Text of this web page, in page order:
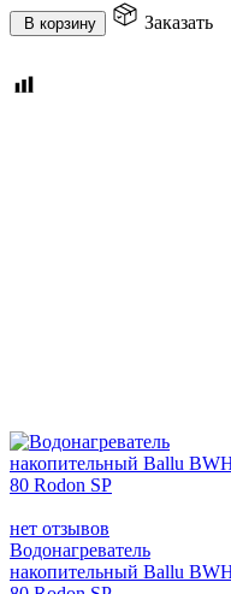
В корзину Заказать
нет отзывов
Водонагреватель
накопительный Ballu